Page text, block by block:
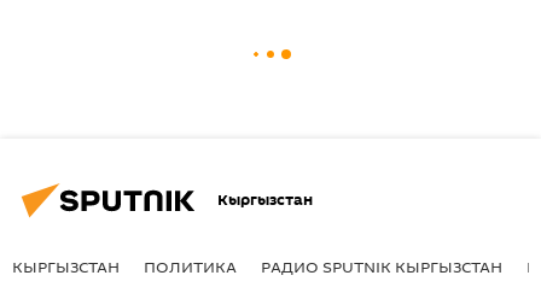
Кыргызстан
КЫРГЫЗСТАН ПОЛИТИКА РАДИО SPUTNIK КЫРГЫЗСТАН